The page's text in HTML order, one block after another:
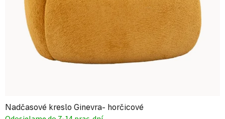
Nadčasové kreslo Ginevra- horčicové